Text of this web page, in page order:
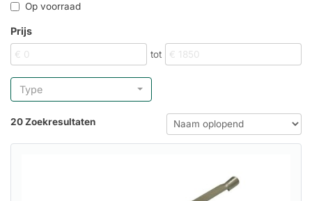
Op voorraad
Prijs
tot
Type
20 Zoekresultaten